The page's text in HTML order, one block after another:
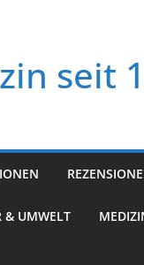
seit
& UMWELT